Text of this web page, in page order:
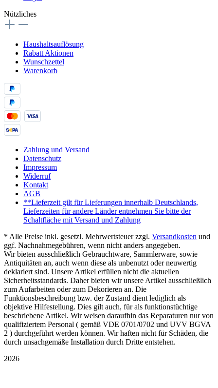
Nützliches
Haushaltsauflösung
Rabatt Aktionen
Wunschzettel
Warenkorb
Zahlung und Versand
Datenschutz
Impressum
Widerruf
Kontakt
AGB
**Lieferzeit gilt für Lieferungen innerhalb Deutschlands,
Lieferzeiten für andere Länder entnehmen Sie bitte der
Schaltfläche mit Versand und Zahlung
* Alle Preise inkl. gesetzl. Mehrwertsteuer zzgl. Versandkosten und
ggf. Nachnahmegebühren, wenn nicht anders angegeben.
Wir bieten ausschließlich Gebrauchtware, Sammlerware, sowie
Antiquitäten an, auch wenn diese als unbenutzt oder neuwertig
deklariert sind. Unsere Artikel erfüllen nicht die aktuellen
Sicherheitsstandards. Daher bieten wir unsere Artikel ausschließlich
zum Aufarbeiten oder zum Dekorieren an. Die
Funktionsbeschreibung bzw. der Zustand dient lediglich als
objektive Hilfestellung. Dies gilt auch, für als funktionstüchtige
beschriebene Artikel. Wir weisen daraufhin das Reparaturen nur von
qualifiziertem Personal ( gemäß VDE 0701/0702 und UVV BGVA
2 ) durchgeführt werden können. Wir haften nicht für Schäden, die
durch unsachgemäße Installation durch Dritte entstehen.
2026